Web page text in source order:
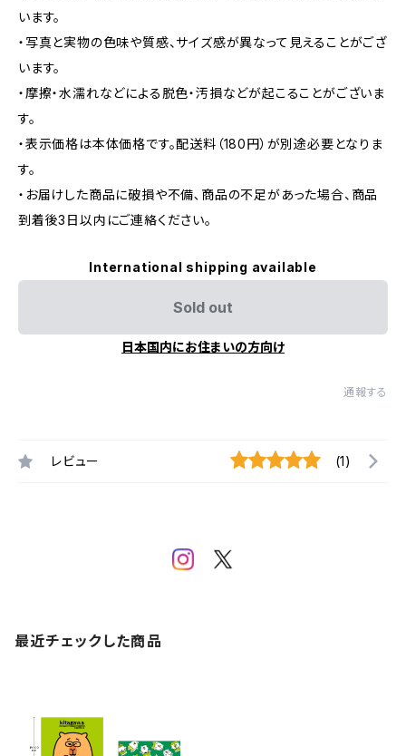
います。
・写真と実物の色味や質感、サイズ感が異なって見えることがござ
います。
・摩擦・水濡れなどによる脱色・汚損などが起こることがございま
す。
・表示価格は本体価格です。配送料（180円）が別途必要となりま
す。
・お届けした商品に破損や不備､商品の不足があった場合、商品
到着後3日以内にご連絡ください。
International shipping available
Sold out
日本国内にお住まいの方向け
通報する
レビュー (1)
最近チェックした商品